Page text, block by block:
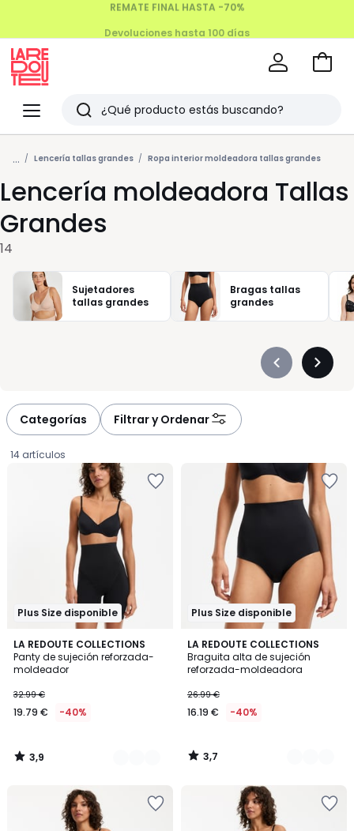
Menu
Redoute
Buscar
Últimos
artículos
vistos
Ir
... Lencería tallas grandes Ropa interior moldeadora tallas grandes
Lencería moldeadora Tallas
Grandes
14
Sujetadores
tallas grandes
Bragas tallas
grandes
Précédent
Categorías Filtrar y Ordenar
14 artículos
Plus Size disponible
LA REDOUTE COLLECTIONS
Panty de sujeción reforzada-
moldeador
€
en
de
32.99
descuento
32.99 €
19.79 € -40%
3,9
/ 5
2
Colores
3,9
/
Plus Size disponible
LA REDOUTE COLLECTIONS
Braguita alta de sujeción
reforzada-moldeadora
26.99 €
16.19 € -40%
3,7
/ 5
2
Colores
3,7
/